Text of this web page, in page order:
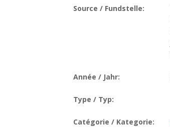
Source / Fundstelle:
Année / Jahr:
Type / Typ:
Catégorie / Kategorie: